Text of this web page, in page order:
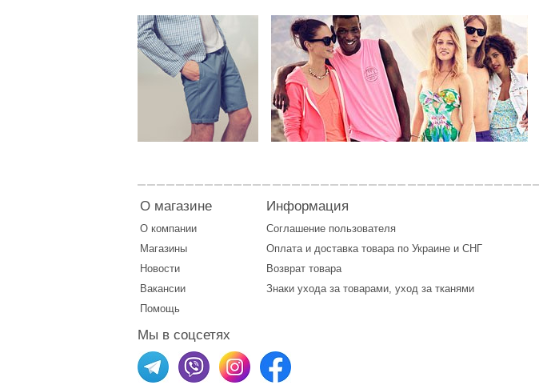
О магазине
О компании
Магазины
Новости
Вакансии
Помощь
Информация
Соглашение пользователя
Оплатаи доставка товара по Украине и СНГ
Возврат товара
Знаки ухода за товарами, уход за тканями
Мы в соцсетях